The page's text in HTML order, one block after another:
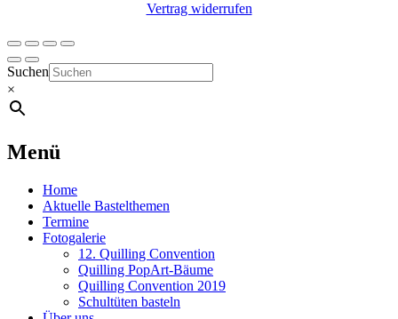
Vertrag widerrufen
Suchen
×
Menü
Home
Aktuelle Bastelthemen
Termine
Fotogalerie
12. Quilling Convention
Quilling PopArt-Bäume
Quilling Convention 2019
Schultüten basteln